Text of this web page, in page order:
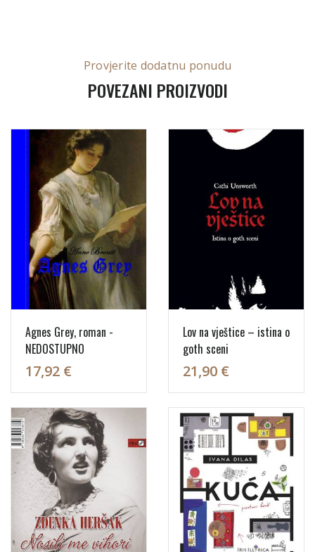
Provjerite dodatnu ponudu
POVEZANI PROIZVODI
Agnes Grey, roman -
NEDOSTUPNO
17,92 €
Lov na vještice – istina o
goth sceni
21,90 €